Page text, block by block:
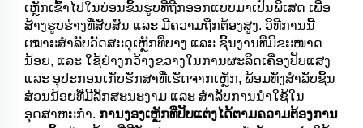
ເຫຼັກເຂົ້າໄປໃນບ່ອນຂຶ້ນຮູບທີ່ຖືກອອກແບບມາເປັນພິເສດ ເພື່ອ
ສ້າງຮູບຮ່າງທີ່ສັບສົນ ແລະ ມີຄວາມຖືກຕ້ອງສູງ. ວິທີການນີ້
ເໝາະສຳລັບວັດສະດຸເຫຼັກທີ່ບາງ ແລະ ຊິ້ນງານທີ່ມີຂະໜາດ
ນ້ອຍ, ແລະ ໃຊ້ຢ່າງກວ້າງຂວາງໃນການຜະລິດເຄື່ອງປັບແສງ
ແລະ ອຸປະກອນເກັບຮັກສາທີ່ເຮັດຈາກເຫຼັກ, ພ້ອມທັງສຳລັບຊິ້ນ
ສ່ວນນ້ອຍທີ່ມີລັກສະນະງາມ ແລະ ສຳລັບການນຳໃຊ້ໃນ
ອຸດສາຫະກຳ. ການງອງເຫຼັກທີ່ປັບແຕ່ງໄດ້ຕາມຄວາມຕ້ອງການ